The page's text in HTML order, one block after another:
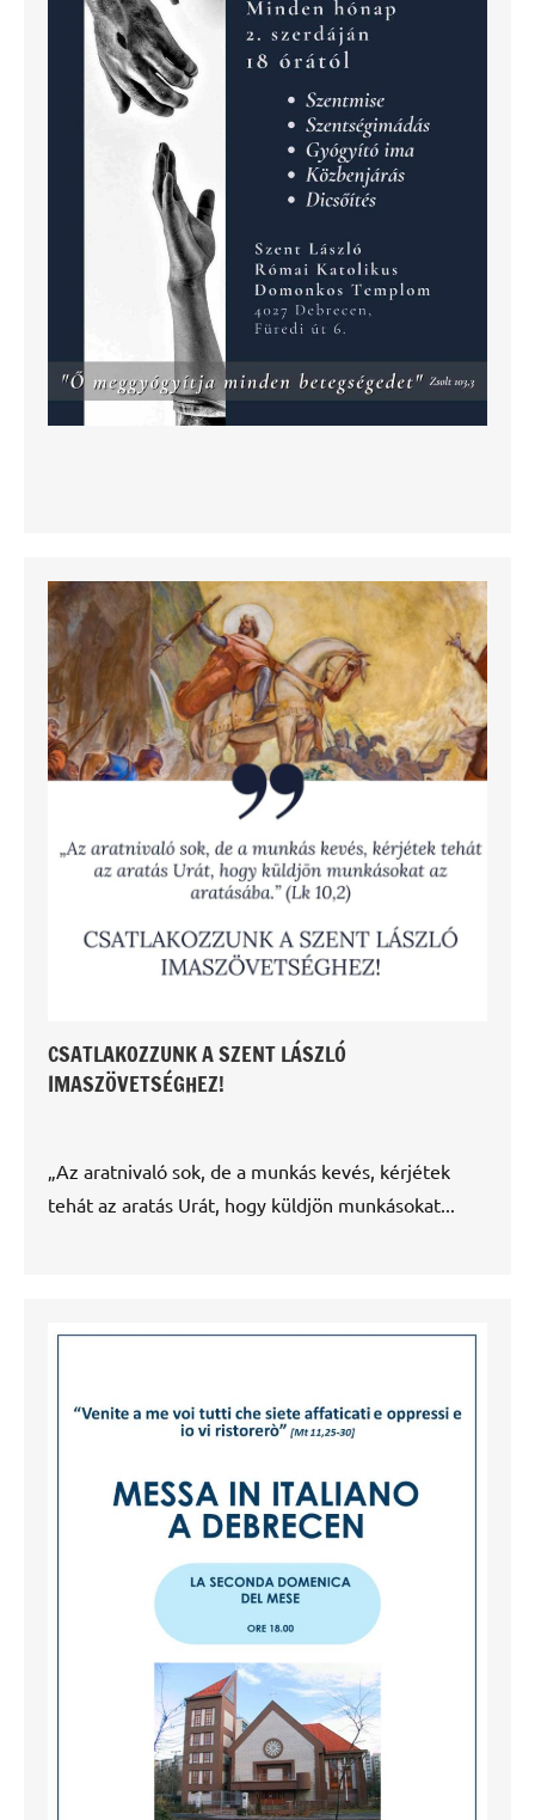
CSATLAKOZZUNK A SZENT LÁSZLÓ
IMASZÖVETSÉGHEZ!
„Az aratnivaló sok, de a munkás kevés, kérjétek
tehát az aratás Urát, hogy küldjön munkásokat...